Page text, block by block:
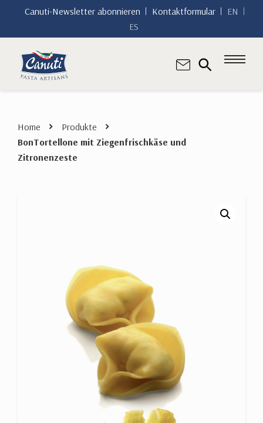
Canuti-Newsletter abonnieren Kontaktformular
EN
ES
Home
Produkte
BonTortellone mit Ziegenfrischkäse und
Zitronenzeste